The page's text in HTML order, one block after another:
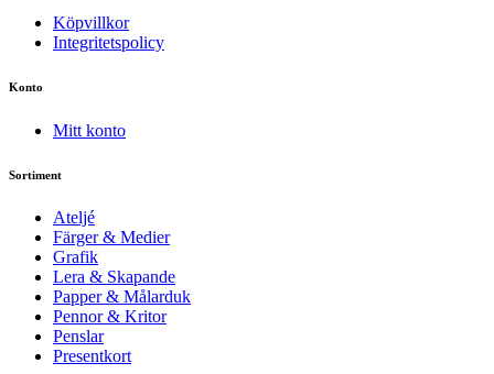
Köpvillkor
Integritetspolicy
Konto
Mitt konto
Sortiment
Ateljé
Färger & Medier
Grafik
Lera & Skapande
Papper & Målarduk
Pennor & Kritor
Penslar
Presentkort